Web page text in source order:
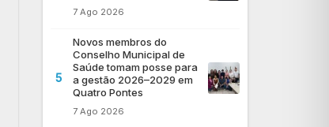
7 Ago 2026
5
Novos membros do
Conselho Municipal de
Saúde tomam posse para
a gestão 2026–2029 em
Quatro Pontes
7 Ago 2026